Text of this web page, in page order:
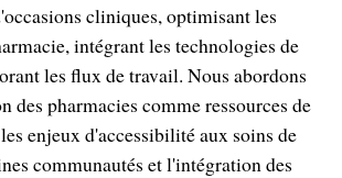
cliniques, optimisant les
intégrant les technologies de
les flux de travail. Nous abordons
des pharmacies comme ressources de
enjeux d'accessibilité aux soins de
communautés et l'intégration des